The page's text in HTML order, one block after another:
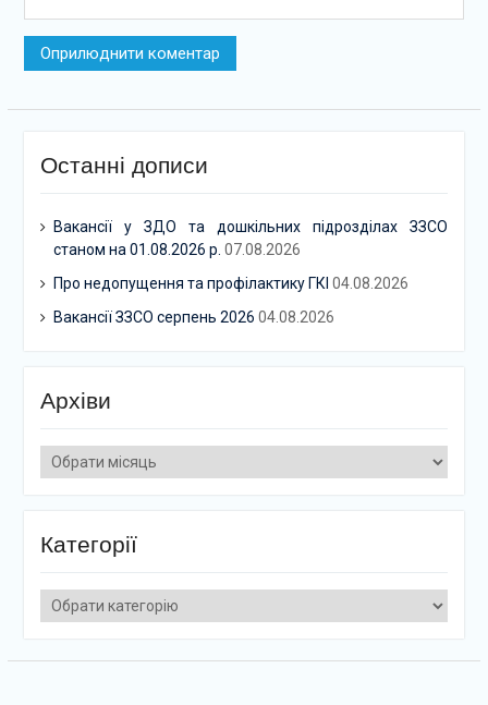
Останні дописи
Вакансії у ЗДО та дошкільних підрозділах ЗЗСО
станом на 01.08.2026 р. 07.08.2026
Про недопущення та профілактику ГКІ 04.08.2026
Вакансії ЗЗСО серпень 2026 04.08.2026
Архіви
Архіви
Категорії
Категорії